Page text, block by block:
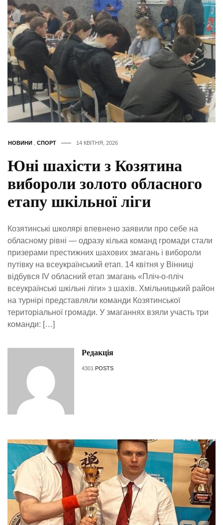
НОВИНИ СПОРТ 14 КВІТНЯ, 2026
Юні шахісти з Козятина
вибороли золото обласного
етапу шкільної ліги
Козятинські школярі впевнено заявили про себе на
обласному рівні — одразу кілька команд громади стали
призерами престижних шахових змагань і вибороли
путівку на всеукраїнський етап. 14 квітня у Вінниці
відбувся IV обласний етап змагань «Пліч-о-пліч
всеукраїнські шкільні ліги» з шахів. Хмільницький район
на турнірі представляли команди Козятинської
територіальної громади. У змаганнях взяли участь три
команди: […]
Редакція
4301 POSTS